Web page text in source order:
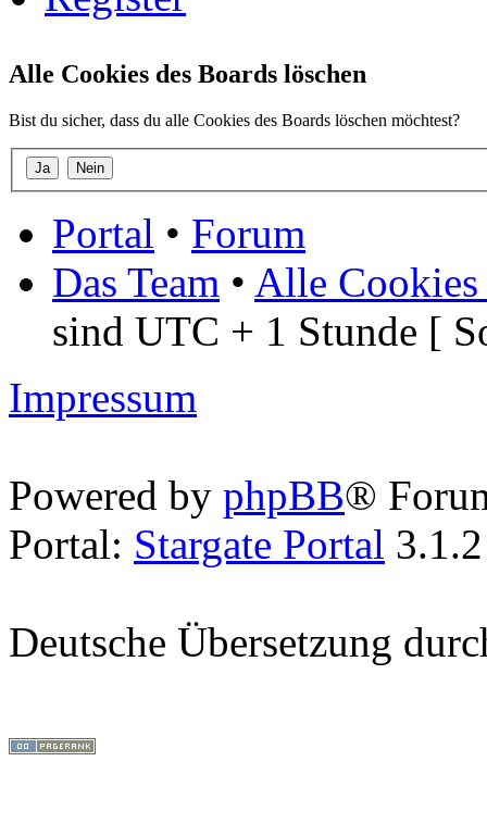
Alle Cookies des Boards löschen
Bist du sicher, dass du alle Cookies des Boards löschen möchtest?
Portal • Forum
Das Team • Alle Cookies
sind UTC + 1 Stunde [
Impressum
Powered by phpBB®
Portal: Stargate Portal
Deutsche Übersetzung